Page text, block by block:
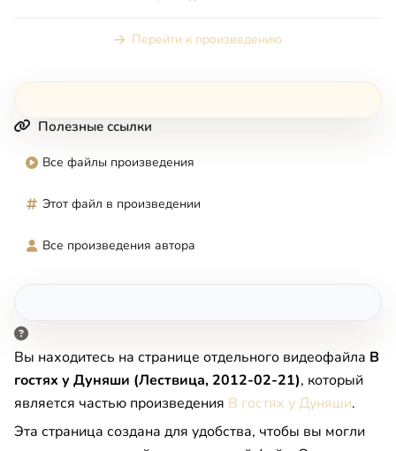
Перейти к произведению
Полезные ссылки
Все файлы произведения
Этот файл в произведении
Все произведения автора
Вы находитесь на странице отдельного видеофайла В
гостях у Дуняши (Лествица, 2012-02-21), который
является частью произведения В гостях у Дуняши.
Эта страница создана для удобства, чтобы вы могли